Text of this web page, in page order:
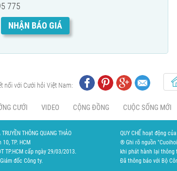
775
NHẬN BÁO GIÁ
nối với Cưới hỏi Việt Nam:
CƯỚI VIDEO CỘNG ĐỒNG CUỘC SỐNG MỚI
THÔNG QUANG THẢO
TP. HCM
TP.HCM cấp ngày 29/03/2013.
đốc Công ty.
QUY CHẾ hoạt động
® Ghi rõ nguồn
khi phát hành lại thông
Đã thông báo với Bộ